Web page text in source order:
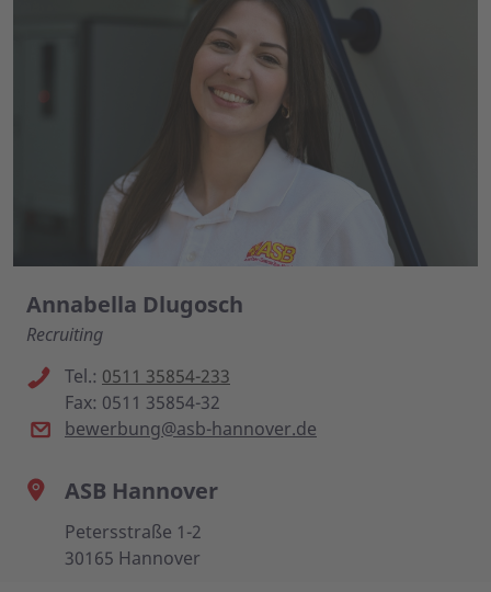
Annabella Dlugosch
Recruiting
Tel.: 0511 35854-233
Fax: 0511 35854-32
bewerbung@asb-hannover.de
ASB Hannover
Petersstraße 1-2
30165 Hannover